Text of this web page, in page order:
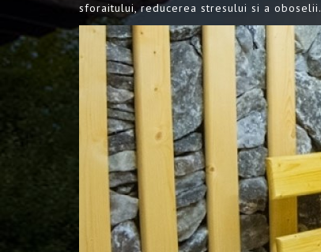
sforaitului, reducerea stresului si a oboselii.